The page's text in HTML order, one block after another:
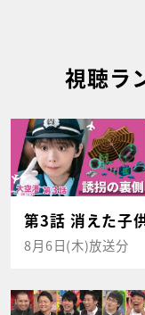
視聴ラ
第3話 消えた子
8月6日(木)放送分